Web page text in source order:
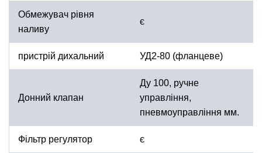
Обмежувач рівня
наливу
є
пристрій дихальний УД2-80 (фланцеве)
Донний клапан
Ду 100, ручне
управління,
пневмоуправління мм.
Фільтр регулятор є